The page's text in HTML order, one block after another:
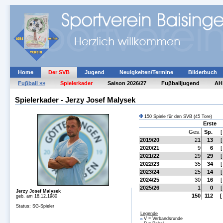
Home Der SVB Jugend Neuigkeiten/Termine
Bilderbuch
Fuβball »»
Spielerkader Saison 2026/27 Fuβballjugend AH
Spielerkader - Jerzy Josef Malysek
150 Spiele für den SVB (45 Tore)
Erste
Ges.
Sp.
[
2019/20
21 13
[
2020/21
9 6
[
2021/22
29 29
[
2022/23
35 34
[
2023/24
25 14
[
2024/25
30 16
[
2025/26
1 0
[
150
112 [
Legende
nV = Verbandsrunde
Jerzy Josef Malysek
geb. am 18.12.1980
Status: SG-Spieler